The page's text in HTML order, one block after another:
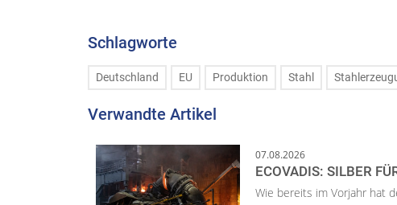
Schlagworte
Deutschland EU Produktion Stahl
Verwandte Artikel
07.08.2026
ECOVADIS: SILBER
Wie bereits im Vorjahr hat